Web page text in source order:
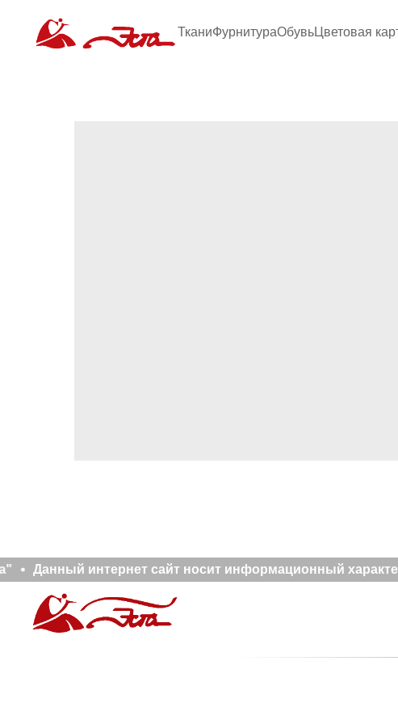
ТканиФурнитураОбувьЦветовая
Данный интернет сайт носит информационный